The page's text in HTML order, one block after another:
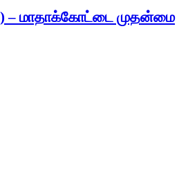
– மாதாக்கோட்டை முதன்மை